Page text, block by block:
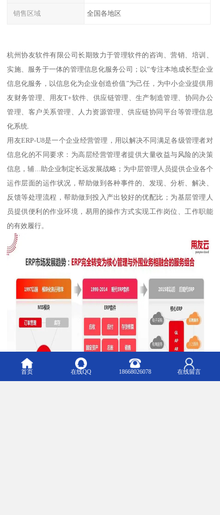
销售区域 全国各地区
杭州协友软件有限公司长期致力于管理软件的咨询、营销、培训、
实施、服务于一体的管理信息化服务公司；以“专注本地成长型企业
信息化服务，以信息化为企业创造价值”为己任，为中小企业提供用
友财务管理、用友T+软件、供应链管理、生产制造管理、协同办公
管理、客户关系管理、人力资源管理、供应链协同平台等管理信息
化系统.
用友ERP-U8是一个企业经营管理，用以解决不同满足各级管理者对
信息化的不同要求：为高层经营管理者提供大量收益与风险的决策
信息，辅...助企业制定长远发展战略；为中层管理人员提供企业各个
运作层面的运作状况，帮助做到各种事件的、发现、分析、解决、
反馈等处理流程，帮助做到投入产出较好的优配比；为基层管理人
员提供便利的作业环境，易用的操作方式实现工作岗位、工作职能
的有效履行。
首页 在线QQ 18668026078 在线留言